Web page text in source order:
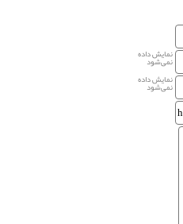
نمایش داده
نمی‌شود
نمایش داده
نمی‌شود